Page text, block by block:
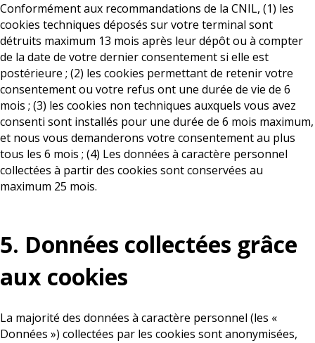
Conformément aux recommandations de la CNIL, (1) les
cookies techniques déposés sur votre terminal sont
détruits maximum 13 mois après leur dépôt ou à compter
de la date de votre dernier consentement si elle est
postérieure ; (2) les cookies permettant de retenir votre
consentement ou votre refus ont une durée de vie de 6
mois ; (3) les cookies non techniques auxquels vous avez
consenti sont installés pour une durée de 6 mois maximum,
et nous vous demanderons votre consentement au plus
tous les 6 mois ; (4) Les données à caractère personnel
collectées à partir des cookies sont conservées au
maximum 25 mois.
5. Données collectées grâce
aux cookies
La majorité des données à caractère personnel (les «
Données ») collectées par les cookies sont anonymisées,